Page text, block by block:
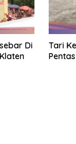
Di
Tari